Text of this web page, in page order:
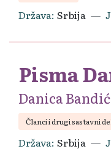
Država Srbija
Pisma
Danica
Članci i drugi sastavni
Država Srbija